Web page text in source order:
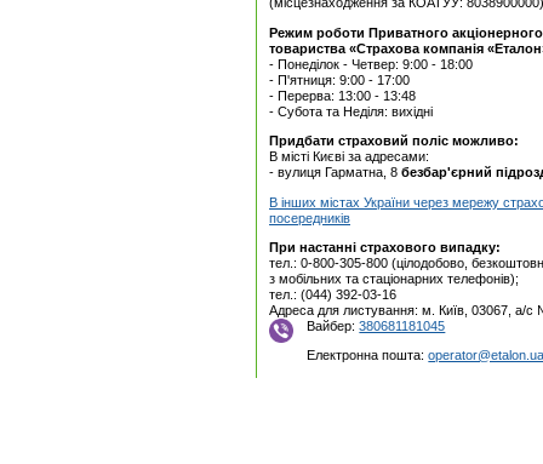
(місцезнаходження за КОАТУУ: 8038900000)
Режим роботи Приватного акцiонерного
товариства «Страхова компанія
- Понеділок - Четвер: 9:00 - 18:00
- П'ятниця: 9:00 - 17:00
- Перерва: 13:00 - 13:48
- Субота та Неділя: вихідні
Придбати страховий поліс можливо:
В місті Києві за адресами:
- вулиця Гарматна, 8 безбар'єрний
В інших містах України через мережу
посередників
При настанні страхового випадку:
тел.: 0-800-305-800 (цілодобово,
з мобільних та стаціонарних телефонів);
тел.: (044) 392-03-16
Адреса для листування: м. Київ, 03067, а/с
Вайбер:380681181045
Електронна пошта: